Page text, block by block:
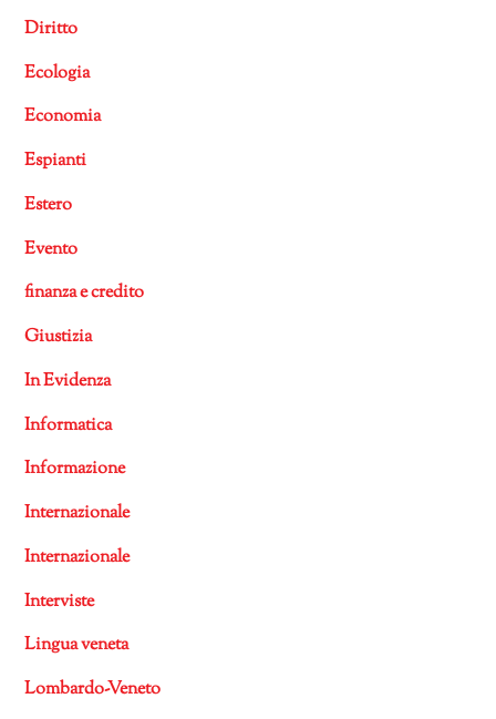
Diritto
Ecologia
Economia
Espianti
Estero
Evento
finanza e credito
Giustizia
In Evidenza
Informatica
Informazione
Internazionale
Internazionale
Interviste
Lingua veneta
Lombardo-Veneto